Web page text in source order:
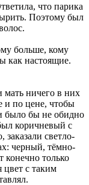
что парика
Поэтому был
больше, кому
как настоящие.
мать ничего в них
и по цене, чтобы
было бы не обидно
коричневый с
светло-
черный, тёмно-
конечно только
цвет с таким